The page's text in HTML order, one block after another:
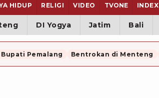
HIDUP RELIGI VIDEO TVONE INDEX
DI Yogya Jatim Bali
Bupati Pemalang Bentrokan di Menteng